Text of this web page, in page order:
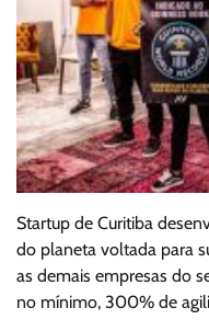
Startup de Curitiba
do planeta voltada para
as demais empresas do
no mínimo, 300% de